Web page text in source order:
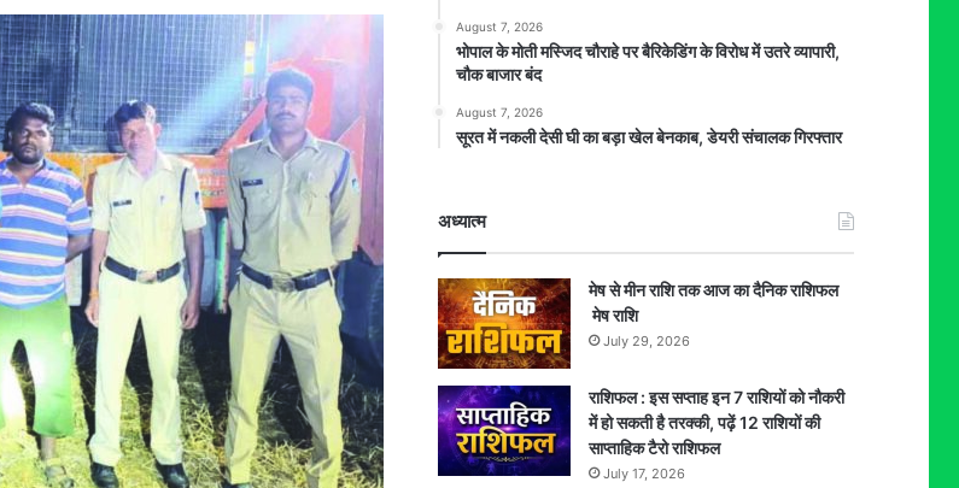
August 7, 2026
भोपाल के मोती मस्जिद चौराहे पर बैरिकेडिंग के विरोध में उतरे व्यापारी,
चौक बाजार बंद
August 7, 2026
सूरत में नकली देसी घी का बड़ा खेल बेनकाब, डेयरी संचालक गिरफ्तार
अध्यात्म
मेष से मीन राशि तक आज का दैनिक राशिफल
मेष राशि
July 29, 2026
राशिफल : इस सप्ताह इन 7 राशियों को नौकरी
में हो सकती है तरक्की, पढ़ें 12 राशियों की
साप्ताहिक टैरो राशिफल
July 17, 2026